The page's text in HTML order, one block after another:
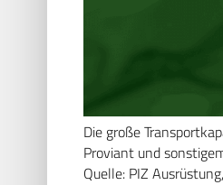
Die große
Proviant und
Quelle: PIZ